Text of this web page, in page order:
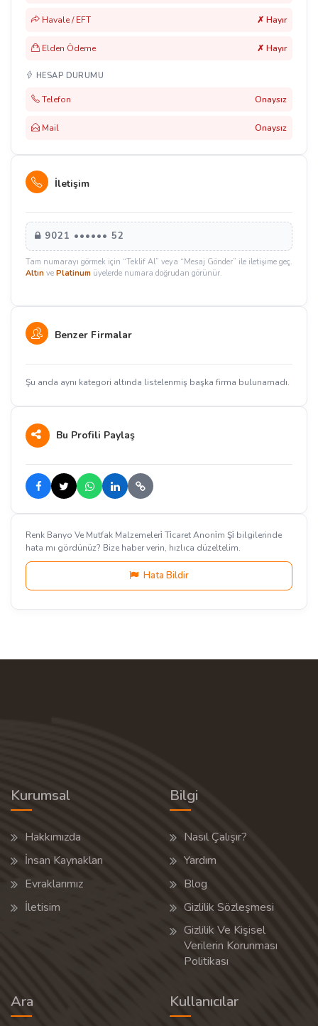
Havale / EFT ✗ Hayır
Elden Ödeme ✗ Hayır
HESAP DURUMU
Telefon Onaysız
Mail Onaysız
İletişim
9021 •••••• 52
Tam numarayı görmek için “Teklif Al” veya “Mesaj Gönder” ile iletişime geç.
Altın ve Platinum üyelerde numara doğrudan görünür.
Benzer Firmalar
Şu anda aynı kategori altında listelenmiş başka firma bulunamadı.
Bu Profili Paylaş
Renk Banyo Ve Mutfak Malzemeleri̇ Ti̇caret Anoni̇m Şi̇ bilgilerinde
hata mı gördünüz? Bize haber verin, hızlıca düzeltelim.
Hata Bildir
Kurumsal
Hakkımızda
İnsan Kaynakları
Evraklarımız
İletisim
Bilgi
Nasıl Çalışır?
Yardım
Blog
Gizlilik Sözleşmesi
Gizlilik Ve Kişisel
Verilerin Korunması
Politikası
Ara Kullanıcılar